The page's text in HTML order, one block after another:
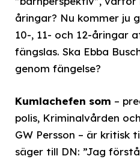
åringar? Nu kommer ju
10-, 11- och 12-åringar
fängslas. Ska Ebba
genom fängelse?
Kumlachefen som –
polis, Kriminalvården
GW Persson – är kritisk
säger till DN: ”Jag